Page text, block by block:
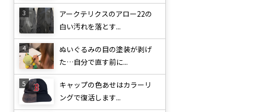
アークテリクスのアロー22の
白い汚れを落とす...
ぬいぐるみの目の塗装が剥げ
た…自分で直す前に...
キャップの色あせはカラーリ
ングで復活します...